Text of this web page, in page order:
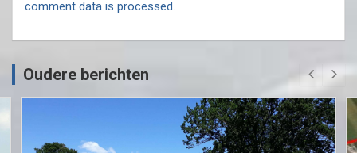
comment data is processed.
Oudere berichten